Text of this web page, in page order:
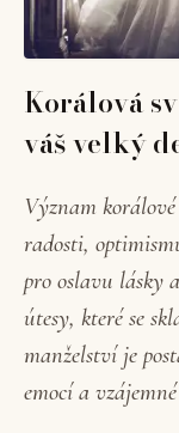
Korálová
váš velký
Význam
radosti,
pro oslavu lásky
útesy, které se
manželství je
emocí a